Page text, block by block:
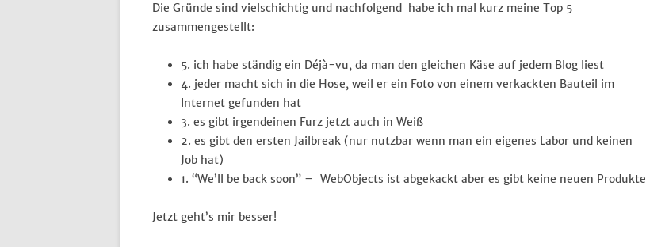
Die Gründe sind vielschichtig und nachfolgend habe ich mal kurz meine Top 5
zusammengestellt:
5. ich habe ständig ein Déjà-vu, da man den gleichen Käse auf jedem Blog liest
4. jeder macht sich in die Hose, weil er ein Foto von einem verkackten Bauteil im
Internet gefunden hat
3. es gibt irgendeinen Furz jetzt auch in Weiß
2. es gibt den ersten Jailbreak (nur nutzbar wenn man ein eigenes Labor und keinen
Job hat)
1. “We’ll be back soon” – WebObjects ist abgekackt aber es gibt keine neuen Produkte
Jetzt geht’s mir besser!